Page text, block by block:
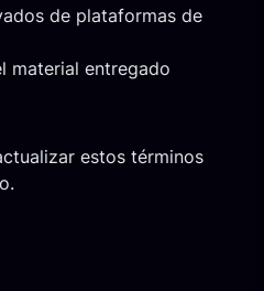
de plataformas de
material entregado
estos términos